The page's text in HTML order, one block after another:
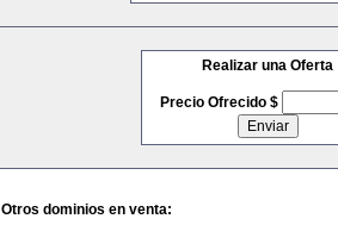
Realizar una Oferta
Precio Ofrecido $
Otros dominios en venta: